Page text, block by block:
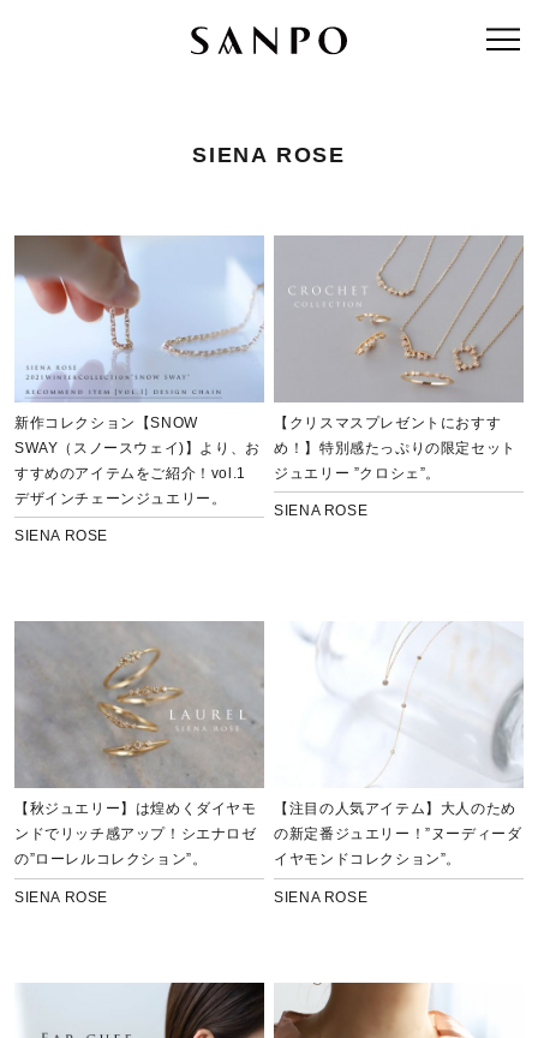
SIENA ROSE
新作コレクション【SNOW
SWAY（スノースウェイ)】より、お
すすめのアイテムをご紹介！vol.1
デザインチェーンジュエリー。
SIENA ROSE
【クリスマスプレゼントにおすす
め！】特別感たっぷりの限定セット
ジュエリー ”クロシェ”。
SIENA ROSE
【秋ジュエリー】は煌めくダイヤモ
ンドでリッチ感アップ！シエナロゼ
の”ローレルコレクション”。
SIENA ROSE
【注目の人気アイテム】大人のため
の新定番ジュエリー！”ヌーディーダ
イヤモンドコレクション”。
SIENA ROSE